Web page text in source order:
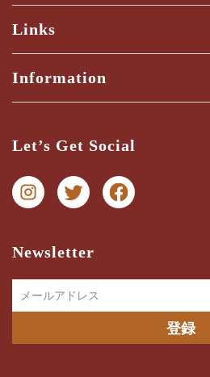
Links
全ての商品
商品検索
Information
納期・配送ガイド
プライバシー
特商法に関する表記
Let’s Get Social
Newsletter
メールアドレス
登録